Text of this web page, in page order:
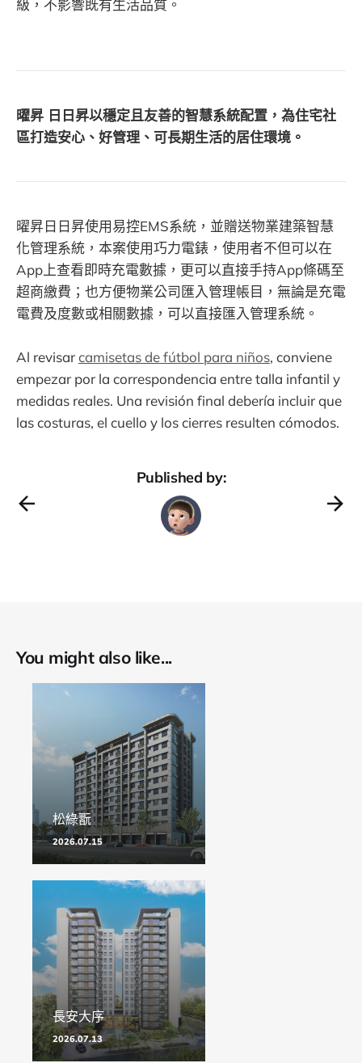
級，不影響既有生活品質。
曜昇 日日昇以穩定且友善的智慧系統配置，為住宅社
區打造安心、好管理、可長期生活的居住環境。
曜昇日日昇使用易控EMS系統，並贈送物業建築智慧
化管理系統，本案使用巧力電錶，使用者不但可以在
App上查看即時充電數據，更可以直接手持App條碼至
超商繳費；也方便物業公司匯入管理帳目，無論是充電
電費及度數或相關數據，可以直接匯入管理系統。
Al revisarcamisetas de fútbol para niños, conviene
empezar por la correspondencia entre talla infantil y
medidas reales. Una revisión final debería incluir que
las costuras, el cuello y los cierres resulten cómodos.
Published by:
You might also like...
2026.07.15
松綠翫
2026.07.13
長安大序